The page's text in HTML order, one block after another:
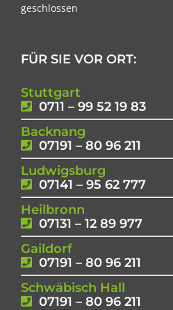
geschlossen
FÜR SIE VOR ORT:
Stuttgart
0711 – 99 52 19 83
Backnang
07191 – 80 96 211
Ludwigsburg
07141 – 95 62 777
Heilbronn
07131 – 12 89 977
Gaildorf
07191 – 80 96 211
Schwäbisch Hall
07191 – 80 96 211